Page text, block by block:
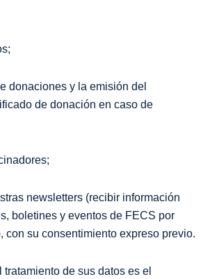
donaciones y la emisión del
de donación en caso de
newsletters (recibir información
boletines y eventos de FECS por
con su consentimiento expreso previo.
de sus datos es el